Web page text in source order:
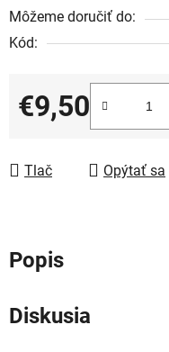
Môžeme doručiť do:
Kód:
€9,50
Jednotková cena:
Tlač Opýtať sa
Popis
Diskusia